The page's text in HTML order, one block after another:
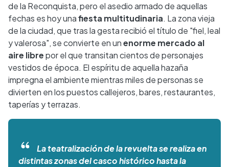
de la Reconquista, pero el asedio armado de aquellas
fechas es hoy unafiesta multitudinaria. La zona vieja
de la ciudad, que tras la gesta recibió el título de "fiel, leal
y valerosa", se convierte en unenorme mercado al
aire librepor el que transitan cientos de personajes
vestidos de época. El espíritu de aquella hazaña
impregna el ambiente mientras miles de personas se
divierten en los puestos callejeros, bares, restaurantes,
taperías y terrazas.
La teatralización de la revuelta se realiza en
distintas zonas del casco histórico hasta la